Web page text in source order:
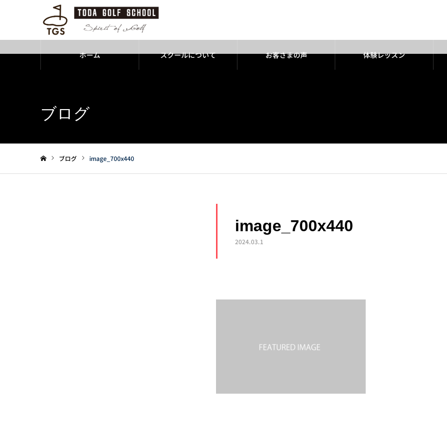
ホーム スクールについて お客さまの声 体験レッスン
ブログ
ブログ image_700x440
image_700x440
2024.03.1